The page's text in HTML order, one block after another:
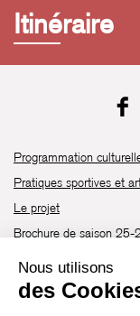
Itinéraire
Programmation
Pratiques sportives et
Le projet
Brochure de saison 25-
Location d’espaces